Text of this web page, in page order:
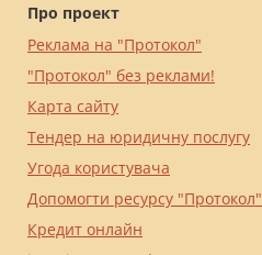
Про проект
Реклама на "Протокол"
"Протокол" без реклами!
Карта сайту
Тендер на юридичну послугу
Угода користувача
Допомогти ресурсу "Протокол"
Кредит онлайн